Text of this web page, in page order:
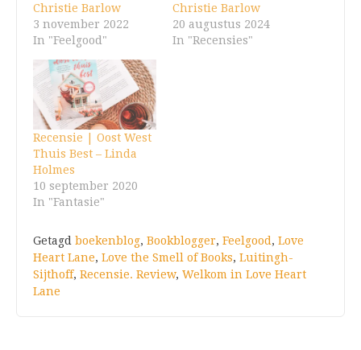
Christie Barlow
3 november 2022
In "Feelgood"
Christie Barlow
20 augustus 2024
In "Recensies"
Recensie | Oost West
Thuis Best – Linda
Holmes
10 september 2020
In "Fantasie"
Getagd boekenblog, Bookblogger, Feelgood, Love
Heart Lane, Love the Smell of Books, Luitingh-
Sijthoff, Recensie. Review, Welkom in Love Heart
Lane